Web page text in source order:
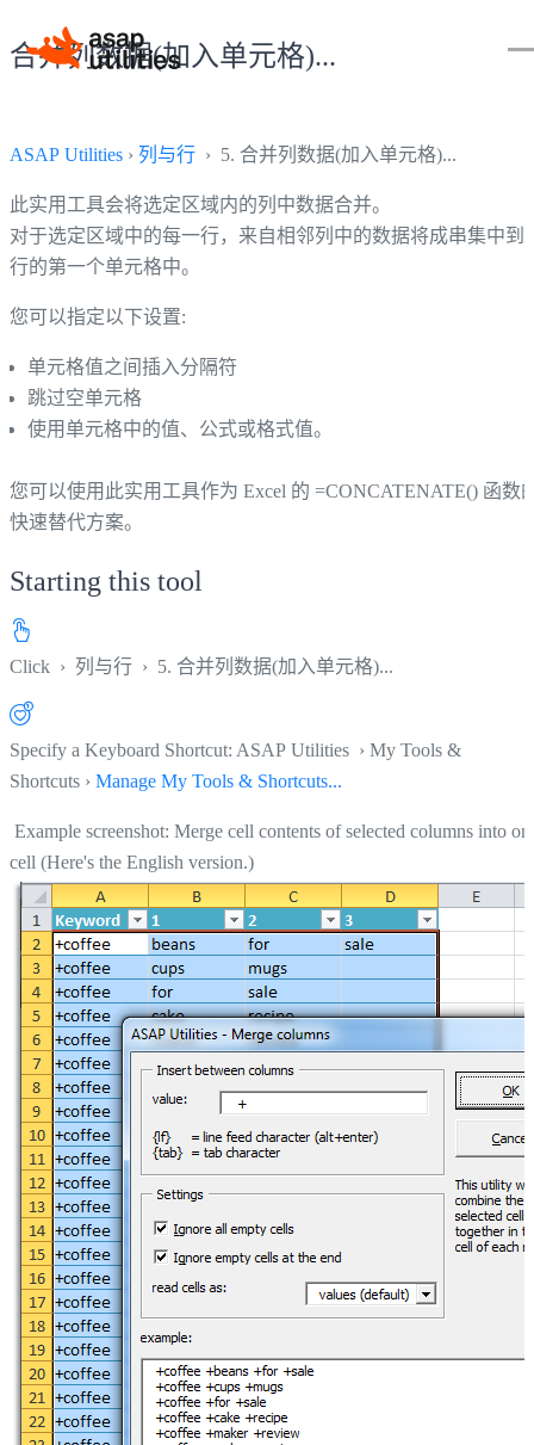
合并列数据(加入单元格)...
ASAP Utilities › 列与行 › 5. 合并列数据(加入单元格)...
此实用工具会将选定区域内的列中数据合并。
对于选定区域中的每一行，来自相邻列中的数据将成串集中到
行的第一个单元格中。
您可以指定以下设置:
单元格值之间插入分隔符
跳过空单元格
使用单元格中的值、公式或格式值。
您可以使用此实用工具作为 Excel 的 =CONCATENATE() 函数
快速替代方案。
Starting this tool
Click › 列与行 › 5. 合并列数据(加入单元格)...
Specify a Keyboard Shortcut: ASAP Utilities › My Tools &
Shortcuts › Manage My Tools & Shortcuts...
Example screenshot: Merge cell contents of selected columns into
cell (Here's the English version.)